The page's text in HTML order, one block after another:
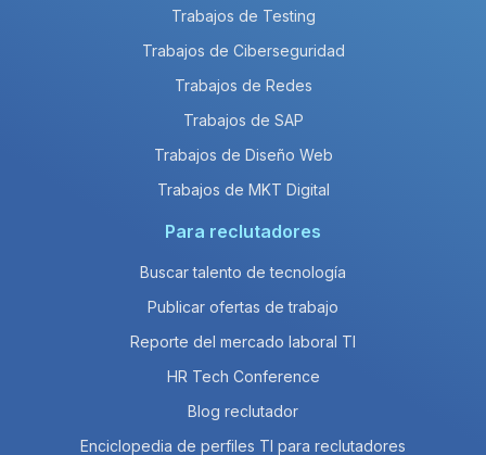
Trabajos de Testing
Trabajos de Ciberseguridad
Trabajos de Redes
Trabajos de SAP
Trabajos de Diseño Web
Trabajos de MKT Digital
Para reclutadores
Buscar talento de tecnología
Publicar ofertas de trabajo
Reporte del mercado laboral TI
HR Tech Conference
Blog reclutador
Enciclopedia de perfiles TI para reclutadores